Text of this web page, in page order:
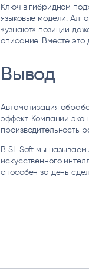
Ключ в гибридном
языковые модели.
«узнают» позиции
описание. Вместе это
Вывод
Автоматизация
эффект. Компании
производительность
В SL Soft мы называем
искусственного
способен за день